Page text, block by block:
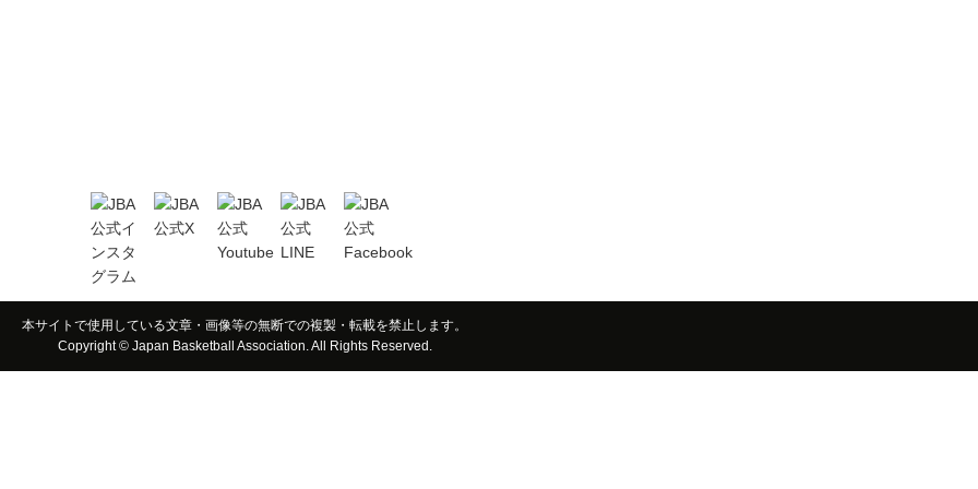
本サイトで使用している文章・画像等の無断での複製・転載を禁止します。
Copyright © Japan Basketball Association. All Rights Reserved.